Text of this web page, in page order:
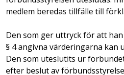
medlem beredas tillfälle till
Den som ger uttryck för att
§ 4 angivna värderingarna kan
Den som uteslutits ur
efter beslut av